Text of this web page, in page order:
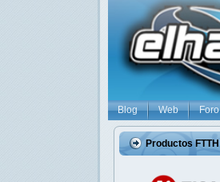
Blog Web Foro
Productos FTTH